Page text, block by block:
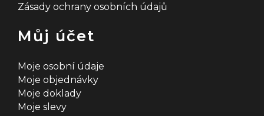
Zásady ochrany osobních údajů
Můj účet
Moje osobní údaje
Moje objednávky
Moje doklady
Moje slevy